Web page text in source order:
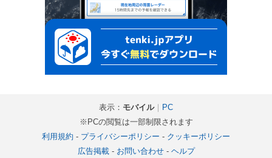
表示： モバイル｜ PC
※PCの閲覧は一部制限されます
利用規約 - プライバシーポリシー - クッキーポリシー
広告掲載- お問い合わせ- ヘルプ